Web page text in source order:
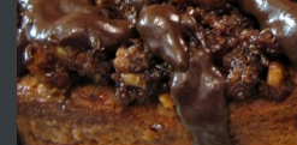
ПРЕДЛАГА
Първи